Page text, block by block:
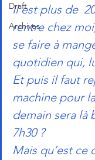
Draft
Archives
Il est plus de
rentre chez
se faire à
quotidien qui,
Et puis il faut
machine pour
demain sera là
7h30 ?
Mais qu’est ce